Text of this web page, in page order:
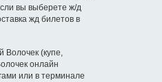
вы выберете ж/д
жд билетов в
Волочек (купе,
онлайн
или в терминале